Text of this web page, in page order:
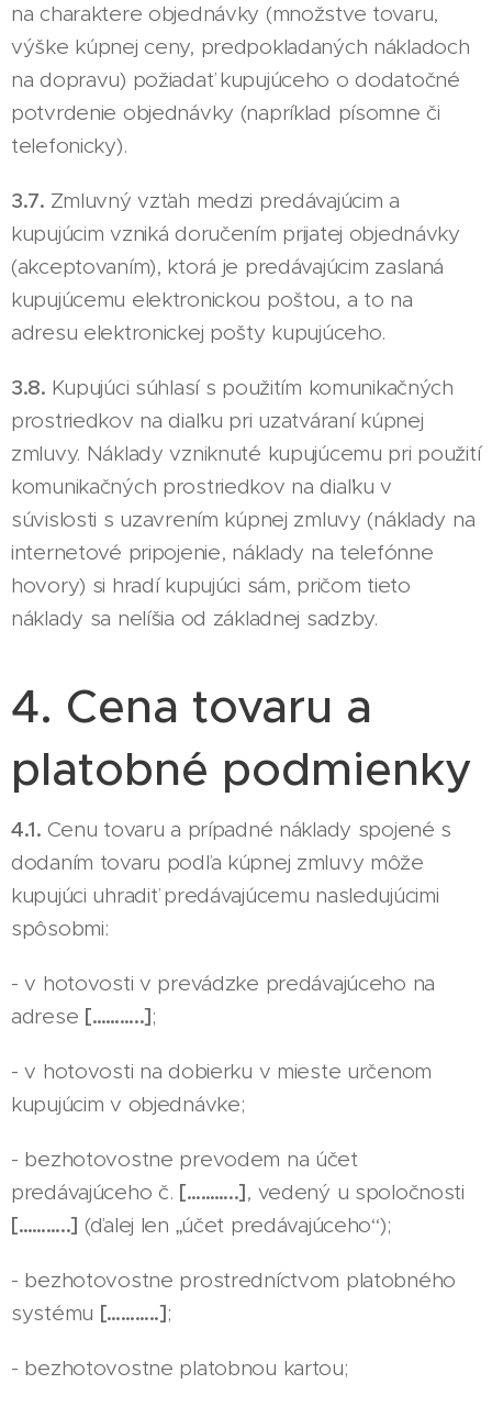
na charaktere objednávky (množstve tovaru,
výške kúpnej ceny, predpokladaných nákladoch
na dopravu) požiadať kupujúceho o dodatočné
potvrdenie objednávky (napríklad písomne či
telefonicky).
3.7. Zmluvný vzťah medzi predávajúcim a
kupujúcim vzniká doručením prijatej objednávky
(akceptovaním), ktorá je predávajúcim zaslaná
kupujúcemu elektronickou poštou, a to na
adresu elektronickej pošty kupujúceho.
3.8. Kupujúci súhlasí s použitím komunikačných
prostriedkov na diaľku pri uzatváraní kúpnej
zmluvy. Náklady vzniknuté kupujúcemu pri použití
komunikačných prostriedkov na diaľku v
súvislosti s uzavrením kúpnej zmluvy (náklady na
internetové pripojenie, náklady na telefónne
hovory) si hradí kupujúci sám, pričom tieto
náklady sa nelíšia od základnej sadzby.
4. Cena tovaru a
platobné podmienky
4.1. Cenu tovaru a prípadné náklady spojené s
dodaním tovaru podľa kúpnej zmluvy môže
kupujúci uhradiť predávajúcemu nasledujúcimi
spôsobmi:
- v hotovosti v prevádzke predávajúceho na
adrese [………..];
- v hotovosti na dobierku v mieste určenom
kupujúcim v objednávke;
- bezhotovostne prevodem na účet
predávajúceho č. [………..], vedený u spoločnosti
[………..] (ďalej len „účet predávajúceho“);
- bezhotovostne prostredníctvom platobného
systému [………..];
- bezhotovostne platobnou kartou;